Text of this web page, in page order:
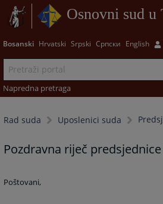
Osnovni sud u
Bosanski Hrvatski Srpski Српски English
Napredna pretraga
Rad suda Uposlenici suda
Pozdravna riječ
Poštovani,